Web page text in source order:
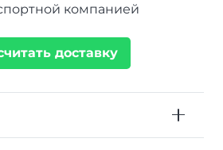
компанией
доставку